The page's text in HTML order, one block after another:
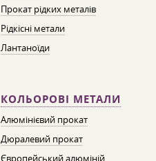
Прокат рідких металів
Рідкісні метали
Лантаноїди
КОЛЬОРОВІ МЕТАЛИ
Алюмінієвий прокат
Дюралевий прокат
Європейський алюміній